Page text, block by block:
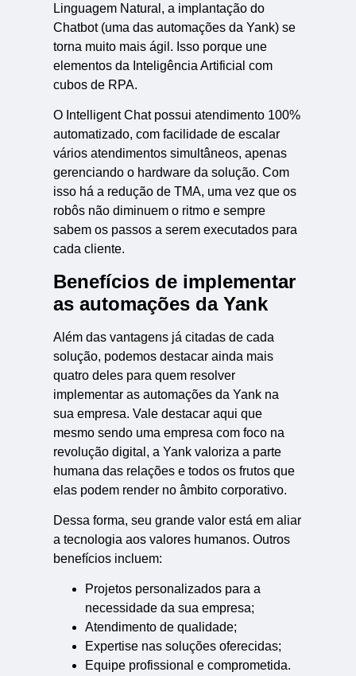
Linguagem Natural, a implantação do
Chatbot (uma das automações da Yank) se
torna muito mais ágil. Isso porque une
elementos da Inteligência Artificial com
cubos de RPA.
O Intelligent Chat possui atendimento 100%
automatizado, com facilidade de escalar
vários atendimentos simultâneos, apenas
gerenciando o hardware da solução. Com
isso há a redução de TMA, uma vez que os
robôs não diminuem o ritmo e sempre
sabem os passos a serem executados para
cada cliente.
Benefícios de implementar
as automações da Yank
Além das vantagens já citadas de cada
solução, podemos destacar ainda mais
quatro deles para quem resolver
implementar as automações da Yank na
sua empresa. Vale destacar aqui que
mesmo sendo uma empresa com foco na
revolução digital, a Yank valoriza a parte
humana das relações e todos os frutos que
elas podem render no âmbito corporativo.
Dessa forma, seu grande valor está em aliar
a tecnologia aos valores humanos. Outros
benefícios incluem:
Projetos personalizados para a
necessidade da sua empresa;
Atendimento de qualidade;
Expertise nas soluções oferecidas;
Equipe profissional e comprometida.